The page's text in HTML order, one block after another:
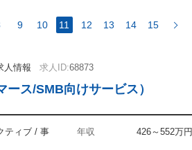
Flash
CMS
アクセス解析
9 10 11 12 13 14 15
人情報 求人ID:68873
ス/SMB向けサービス）
ティブ / 事
年収 426～552万円